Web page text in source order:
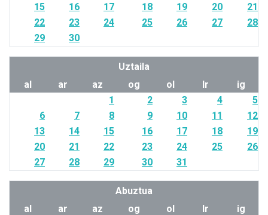
15
16 17 18 19 20
21
22
23 24 25 26 27
28
29
30
Uztaila
al
ar az og ol lr
ig
1
2 3 4
5
6
7 8 9 10 11
12
13
14 15 16 17 18
19
20
21 22 23 24 25
26
27
28 29 30 31
Abuztua
al
ar az og ol lr
ig